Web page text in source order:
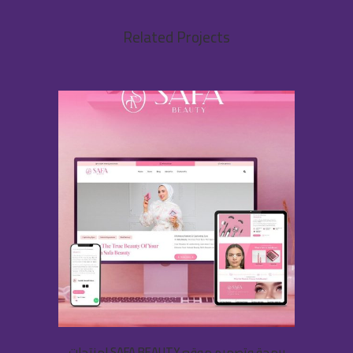
Related Projects